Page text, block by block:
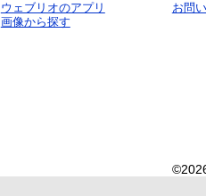
ウェブリオのアプリ
画像から探す
お問